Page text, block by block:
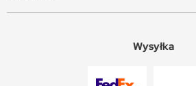
Wysyłka